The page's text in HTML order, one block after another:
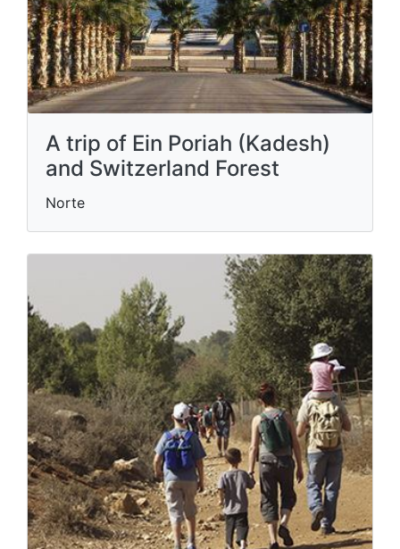
A trip of Ein Poriah (Kadesh)
and Switzerland Forest
Norte